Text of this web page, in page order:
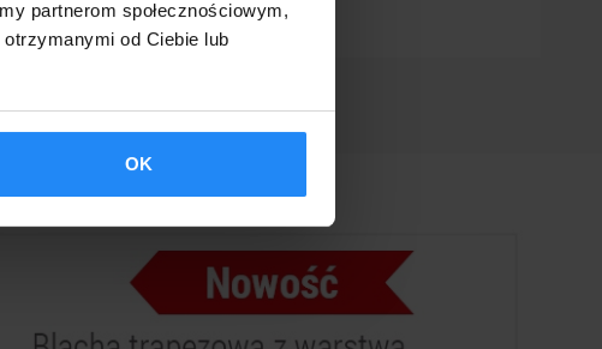
partnerom społecznościowym,
od Ciebie lub
OK